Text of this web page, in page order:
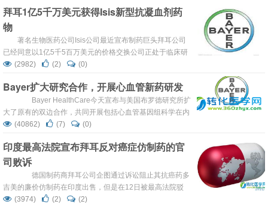
级。 不信，你看，制药公司中声誉得分最高的拜耳仅为
68.4（按百分计），与过去四年的评分基本吻合。制药业前
12强公司的平均分为65.7，与201...
拜耳1亿5千万美元获得Isis新型抗凝血剂药
物
著名生物医药公司Isis公司最近宣布制药巨头拜耳公司
已经同意以1亿5千5百万美元的价格交换公司正处于临床研
发中的抗凝血药物ISIS-FXI。这种药物是通过抗凝血因子XI
能够降低患者在使用这种药物后出现大量出血的风险。 按照
协议，拜耳公司将向Isis公司支付1亿美元的预付款。如果
Isis公司能够成功完成该药物在肾功...
(2982) (2) (0)
Bayer扩大研究合作，开展心血管新药研发
Bayer HealthCare今天宣布与美国布罗德研究所扩
大了原有的双边合作，共同开展包括心血管基因组科学在内
的多种疾病药物研发。 Bayer在声明中表示，作为合作
现、药物靶点的确认与药物药理等方面展开合作。来自两机
构的联合指导委员会和联合研究委员会将对研究进展与研究
方向进行监...
(40862) (7) (0)
印度最高法院宣布拜耳反对癌症仿制药的官
司败诉
德国制药商拜耳公司企图通过诉讼阻止其抗癌药多
吉美的廉价仿制药在印度出售，但是在12日被最高法院驳
回，未能在最后一搏中获胜。 最高法院的这一决定维持
(3974) (2) (2)